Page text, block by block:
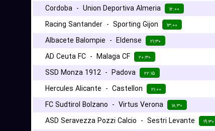
Cordoba - Union Deportiva Almeria ۱۲:۰۰
Racing Santander - Sporting Gijon ۱۳:۰۰
Albacete Balompie - Eldense ۲۱:۳۰
AD Ceuta FC - Malaga CF ۲۰:۳۰
SSD Monza 1912 - Padova ۲۲:۱۵
Hercules Alicante - Castellon ۲۱:۰۰
FC Sudtirol Bolzano - Virtus Verona ۱۸:۳۰
ASD Seravezza Pozzi Calcio - Sestri Levante ۱۹:۳۰